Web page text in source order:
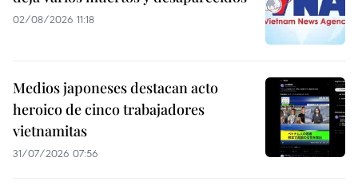
02/08/2026 11:18
Medios japoneses destacan acto
heroico de cinco trabajadores
vietnamitas
31/07/2026 07:56